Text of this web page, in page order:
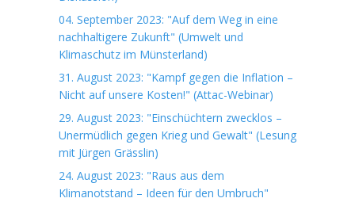
04. September 2023: "Auf dem Weg in eine
nachhaltigere Zukunft" (Umwelt und
Klimaschutz im Münsterland)
31. August 2023: "Kampf gegen die Inflation –
Nicht auf unsere Kosten!" (Attac-Webinar)
29. August 2023: "Einschüchtern zwecklos –
Unermüdlich gegen Krieg und Gewalt" (Lesung
mit Jürgen Grässlin)
24. August 2023: "Raus aus dem
Klimanotstand – Ideen für den Umbruch"